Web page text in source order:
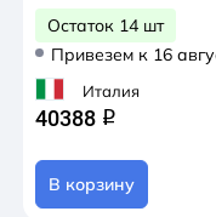
Остаток 14 шт
Привезем к 16
Италия
40388 q
В корзину